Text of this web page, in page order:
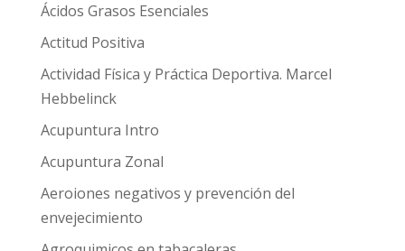
Ácidos Grasos Esenciales
Actitud Positiva
Actividad Física y Práctica Deportiva. Marcel
Hebbelinck
Acupuntura Intro
Acupuntura Zonal
Aeroiones negativos y prevención del
envejecimiento